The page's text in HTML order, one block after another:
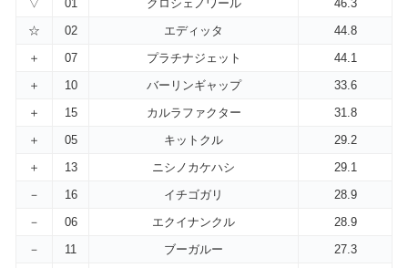
▽
01 クロシェノワール
46.3
☆
02 エディッタ
44.8
＋
07 プラチナジェット
44.1
＋
10 バーリンギャップ
33.6
＋
15 カルラファクター
31.8
＋
05 キットクル
29.2
＋
13 ニシノカケハシ
29.1
－
16 イチゴガリ
28.9
－
06 エクイナンクル
28.9
－
11 ブーガルー
27.3